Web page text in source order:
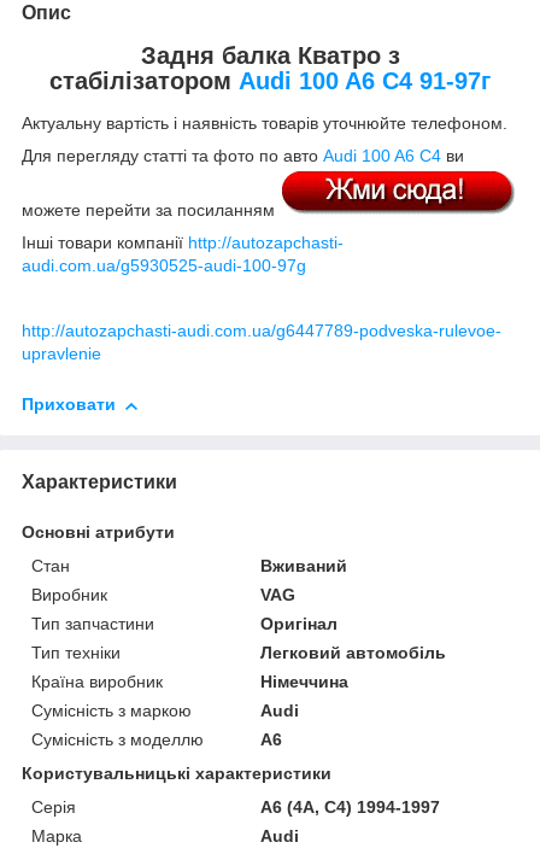
Опис
Задня балка Кватро з
стабілізатором Audi 100 A6 C4 91-97г
Актуальну вартість і наявність товарів уточнюйте телефоном.
Для перегляду статті та фото по авто Audi 100 A6 C4 ви
можете перейти за посиланням
Інші товари компанії http://autozapchasti-
audi.com.ua/g5930525-audi-100-97g
http://autozapchasti-audi.com.ua/g6447789-podveska-rulevoe-
upravlenie
Приховати
Характеристики
Основні атрибути
Стан
Вживаний
Виробник
VAG
Тип запчастини
Оригінал
Тип техніки
Легковий автомобіль
Країна виробник
Німеччина
Сумісність з маркою
Audi
Сумісність з моделлю
A6
Користувальницькі характеристики
Серія
A6 (4A, C4) 1994-1997
Марка
Audi